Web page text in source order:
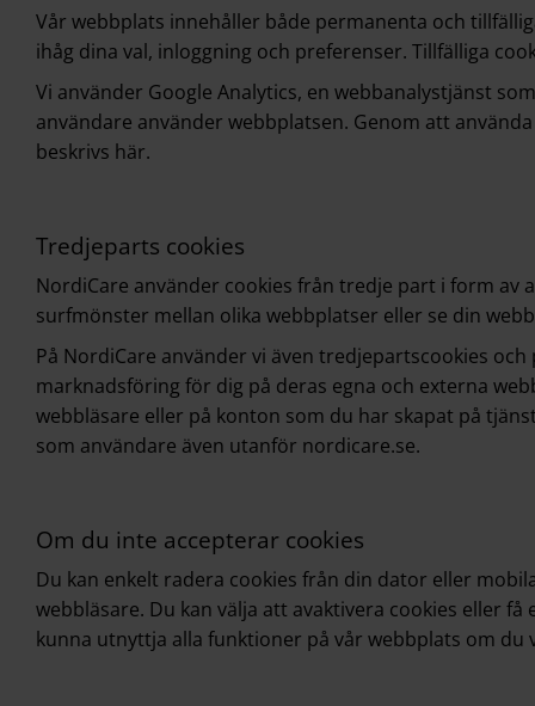
Vår webbplats innehåller både permanenta och
ihåg dina val, inloggning och preferenser. Tillfälliga
Vi använder Google Analytics, en webbanalystjänst
användare använder webbplatsen. Genom att
beskrivs här.
Tredjeparts cookies
NordiCare använder cookies från tredje part i form av
surfmönster mellan olika webbplatser eller se din
På NordiCare använder vi även tredjepartscookies
marknadsföring för dig på deras egna och externa
webbläsare eller på konton som du har skapat på
som användare även utanför nordicare.se.
Om du inte accepterar cookies
Du kan enkelt radera cookies från din dator eller
webbläsare. Du kan välja att avaktivera cookies eller
kunna utnyttja alla funktioner på vår webbplats om du